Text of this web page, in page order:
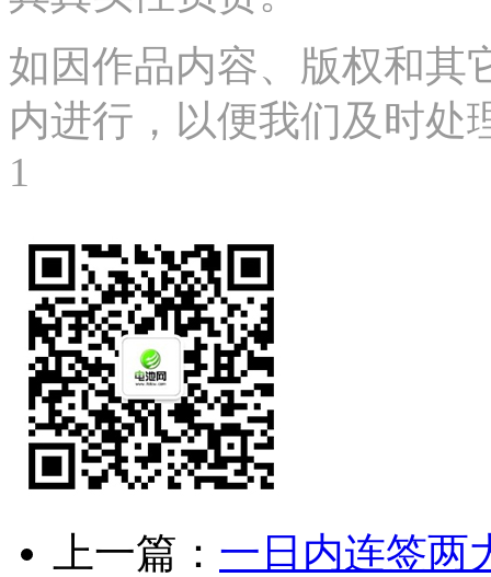
如因作品内容、版权和其
内进行，以便我们及时处
1
上一篇： 一日内连签两